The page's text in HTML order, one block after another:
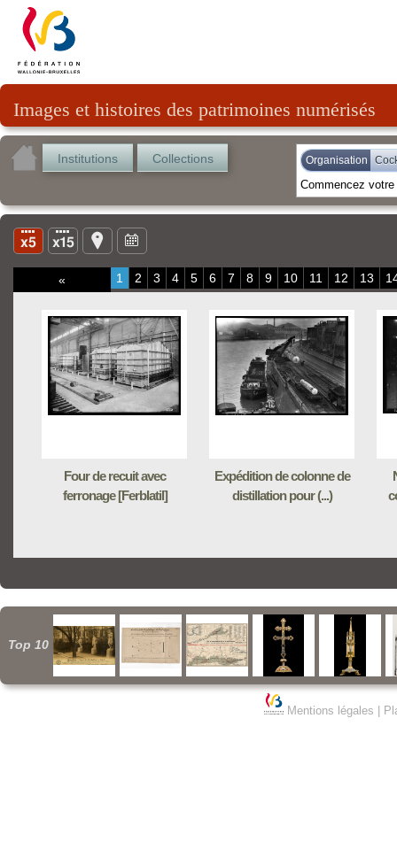
Images et histoires des patrimoines numérisés
Institutions Collections Organisation
« 1 2 3 4 5 6 7 8 9 10 11 12 13
Four de recuit avec
ferronage [Ferblatil]
Expédition de colonne de
distillation pour (...)
Top 10
Mentions légales